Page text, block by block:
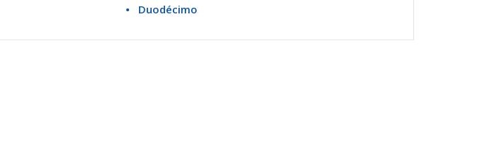
• Duodécimo